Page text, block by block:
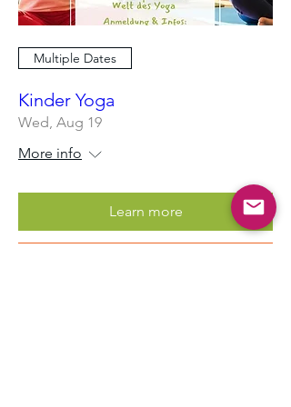
Multiple Dates
Kinder Yoga
Wed, Aug 19
More info
Learn more